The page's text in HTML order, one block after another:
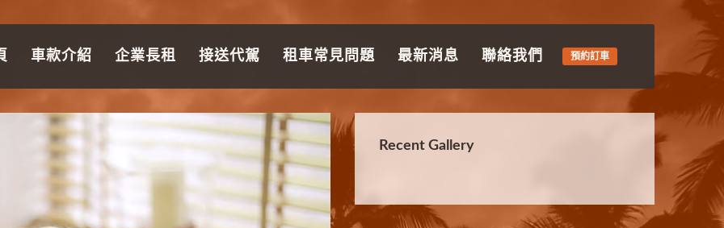
預約訂車
車款介紹 企業長租 接送代駕 租車常見問題 最新消息 聯絡我們
Recent Gallery